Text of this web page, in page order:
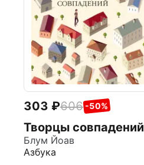
303 606 -50%
Творцы совпадений
Блум Йоав
Азбука